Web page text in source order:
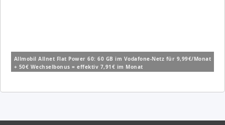
Allmobil Allnet Flat Power 60: 60 GB im Vodafone-Netz für 9,99€/Monat
+ 50€ Wechselbonus = effektiv 7,91€ im Monat